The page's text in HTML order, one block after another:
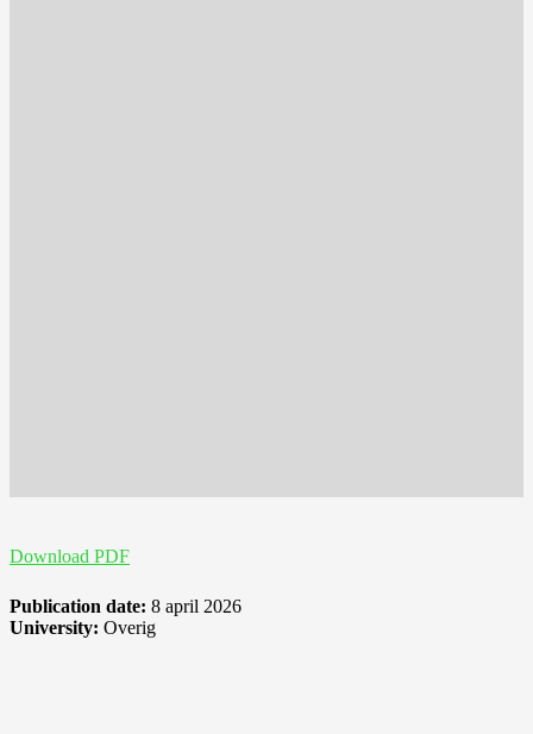
Download PDF
Publication date: 8 april 2026
University: Overig